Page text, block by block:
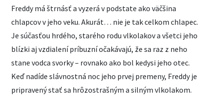
Freddy má štrnásť a vyzerá v podstate ako väčšina
chlapcov v jeho veku. Akurát… nie je tak celkom chlapec.
Je súčasťou hrdého, starého rodu vlkolakov a všetci jeho
blízki aj vzdialení príbuzní očakávajú, že sa raz z neho
stane vodca svorky – rovnako ako bol kedysi jeho otec.
Keď nadíde slávnostná noc jeho prvej premeny, Freddy je
pripravený stať sa hrôzostrašným a silným vlkolakom.